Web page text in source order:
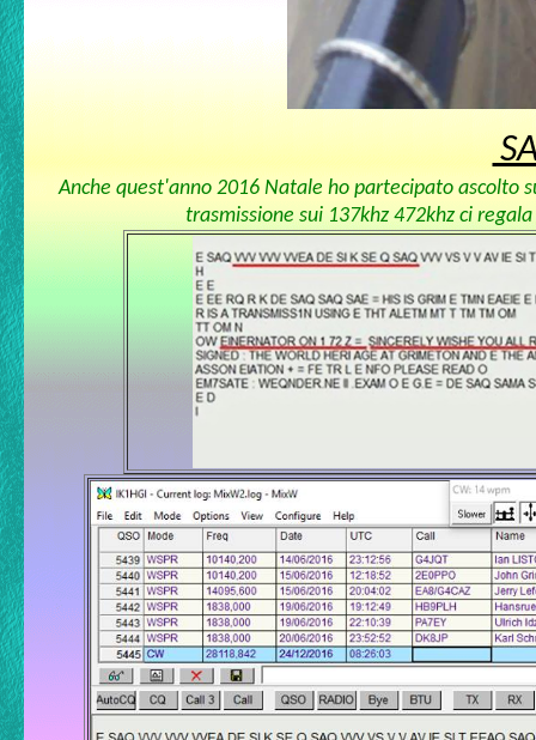
Anche quest'anno 2016 Natale ho partecipato ascolto
trasmissione sui 137khz 472khz ci